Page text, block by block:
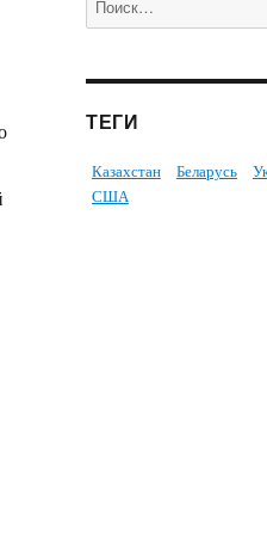
ТЕГИ
Казахстан Беларусь
США